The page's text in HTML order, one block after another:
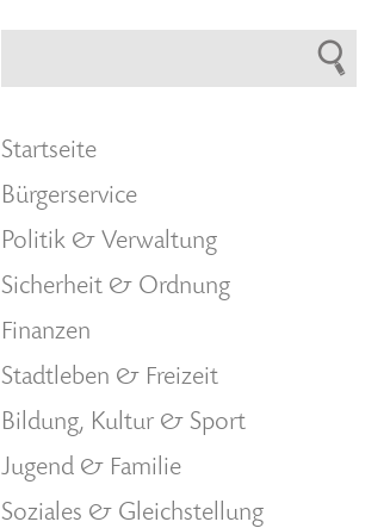
Startseite
Bürgerservice
Politik & Verwaltung
Sicherheit & Ordnung
Finanzen
Stadtleben & Freizeit
Bildung, Kultur & Sport
Jugend & Familie
Soziales & Gleichstellung